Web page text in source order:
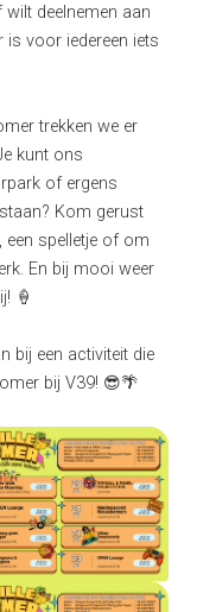
deelnemen aan
is voor iedereen iets
trekken we er
kunt ons
of ergens
Kom gerust
een spelletje of om
En bij mooi weer
🍦
bij een activiteit die
bij V39! 😎🌴